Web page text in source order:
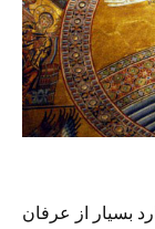
بسیار از عرفان